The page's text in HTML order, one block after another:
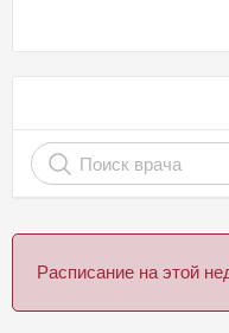
Расписание на этой